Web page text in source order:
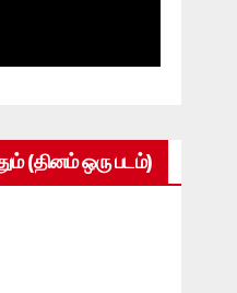
(தினம் ஒரு படம்)